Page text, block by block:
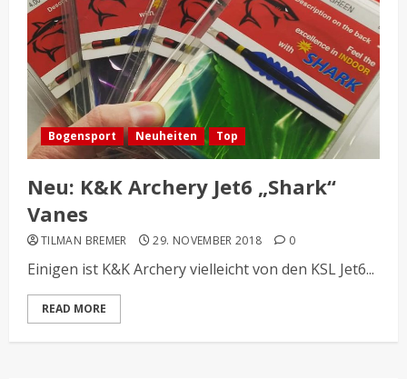
Bogensport Neuheiten Top
Neu: K&K Archery Jet6 „Shark“
Vanes
TILMAN BREMER 29. NOVEMBER 2018 0
Einigen ist K&K Archery vielleicht von den KSL Jet6...
READ MORE